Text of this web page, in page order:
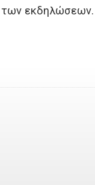
των εκδηλώσεων.